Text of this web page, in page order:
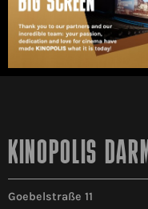
KINOPOLIS
Goebelstraße 11